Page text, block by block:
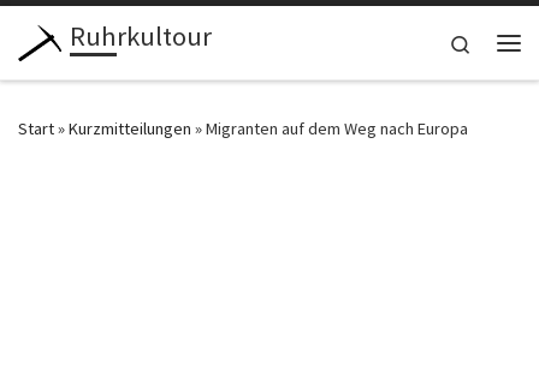
Zum Inhalt springen
Ruhrkultour
Search
Start»Kurzmitteilungen »Migranten auf dem Weg nach Europa